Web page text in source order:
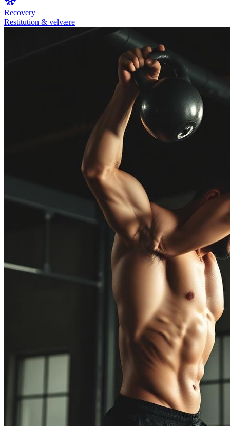
Recovery
Restitution & velvære